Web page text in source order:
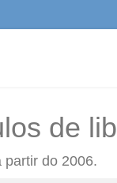
de
partir do 2006.